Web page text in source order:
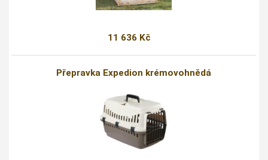
11 636 Kč
Přepravka Expedion krémovohnědá